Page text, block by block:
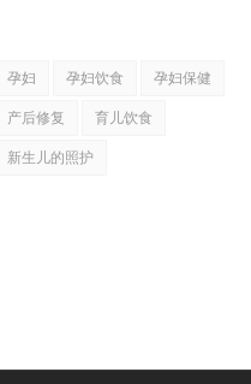
孕妇 孕妇饮食
孕妇保健
产后修复
育儿饮食
新生儿的照护